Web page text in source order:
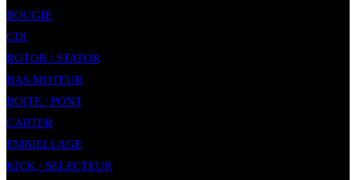
BOUGIE
CDI
ROTOR / STATOR
BAS MOTEUR
BOITE / PONT
CARTER
EMBIELLAGE
KICK / SELECTEUR